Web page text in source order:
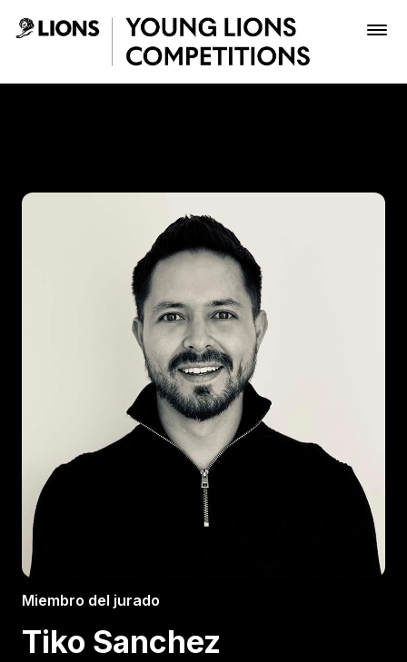
Saltar al contenido principal
Inscribir
Boletería
Miembro del jurado
Tiko Sanchez